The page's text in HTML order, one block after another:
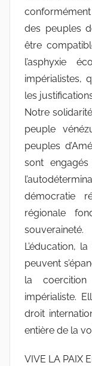
des peuples
être
l’asphyxie
impérialistes,
les
Notre
peuple
peuples
sont
démocratie
régionale
souveraineté.
L’éducation,
peuvent
la
impérialiste.
droit
entière de la
VIVE LA PAIX